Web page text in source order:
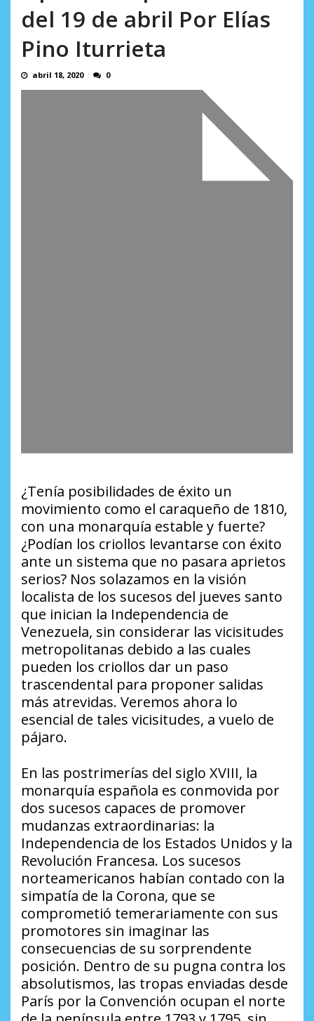
del 19 de abril Por Elías
Pino Iturrieta
abril 18, 2020 0
¿Tenía posibilidades de éxito un
movimiento como el caraqueño de 1810,
con una monarquía estable y fuerte?
¿Podían los criollos levantarse con éxito
ante un sistema que no pasara aprietos
serios? Nos solazamos en la visión
localista de los sucesos del jueves santo
que inician la Independencia de
Venezuela, sin considerar las vicisitudes
metropolitanas debido a las cuales
pueden los criollos dar un paso
trascendental para proponer salidas
más atrevidas. Veremos ahora lo
esencial de tales vicisitudes, a vuelo de
pájaro.
En las postrimerías del siglo XVIII, la
monarquía española es conmovida por
dos sucesos capaces de promover
mudanzas extraordinarias: la
Independencia de los Estados Unidos y la
Revolución Francesa. Los sucesos
norteamericanos habían contado con la
simpatía de la Corona, que se
comprometió temerariamente con sus
promotores sin imaginar las
consecuencias de su sorprendente
posición. Dentro de su pugna contra los
absolutismos, las tropas enviadas desde
París por la Convención ocupan el norte